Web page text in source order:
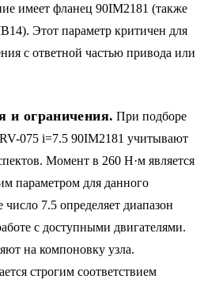
имеет фланец 90IM2181 (также
Этот параметр критичен для
с ответной частью привода или
и ограничения. При подборе
075 i=7.5 90IM2181 учитывают
Момент в 260 Н·м является
параметром для данного
7.5 определяет диапазон
с доступными двигателями.
на компоновку узла.
строгим соответствием